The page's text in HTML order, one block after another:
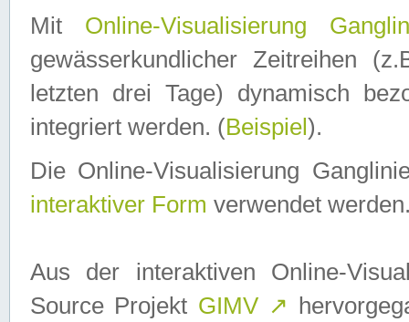
Mit Online-Visualisierung
gewässerkundlicher Zeitreihen
letzten drei Tage) dynamisch
integriert werden. (Beispiel ).
Die Online-Visualisierung
interaktiver Form verwendet
Aus der interaktiven Online-
Source Projekt GIMV ↗